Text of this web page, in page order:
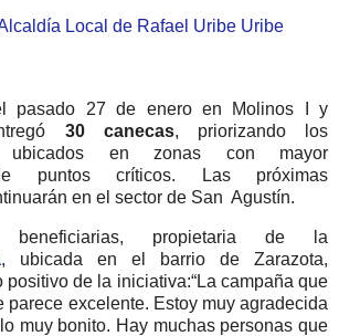
Local de Rafael Uribe Uribe
pasado 27 de enero en Molinos I y
30 canecas, priorizando los
ubicados en zonas con mayor
puntos críticos. Las próximas
en el sector de San Agustín.
propietaria de la
, ubicada en el barrio de Zarazota,
positivo de la iniciativa:“La campaña que
parece excelente. Estoy muy agradecida
muy bonito. Hay muchas personas que